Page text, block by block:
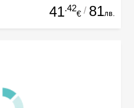
41.42
€ / 81лв.